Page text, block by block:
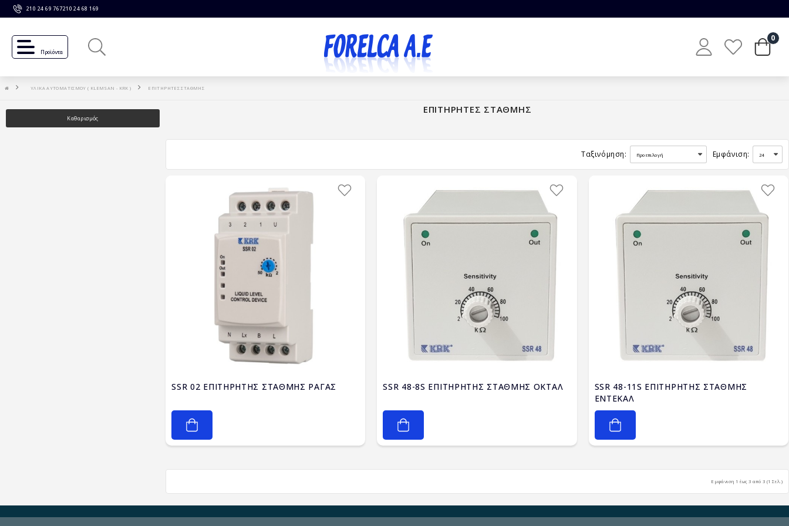
210 24 69 767210 24 68 169
Προϊόντα
0
ΥΛΙΚΑ ΑΥΤΟΜΑΤΙΣΜΟΥ ( KLEMSAN - KRK ) ΕΠΙΤΗΡΗΤΕΣ ΣΤΑΘΜΗΣ
Καθαρισμός
ΕΠΙΤΗΡΗΤΕΣ ΣΤΑΘΜΗΣ
Ταξινόμηση: Εμφάνιση:
SSR 02 ΕΠΙΤΗΡΗΤΗΣ ΣΤΑΘΜΗΣ ΡΑΓΑΣ SSR 48-8S ΕΠΙΤΗΡΗΤΗΣ ΣΤΑΘΜΗΣ ΟΚΤΑΛ
SSR 48-11S ΕΠΙΤΗΡΗΤΗΣ ΣΤΑΘΜΗΣ
ΕΝΤΕΚΑΛ
Εμφάνιση 1 έως 3 από 3 (1 Σελ.)